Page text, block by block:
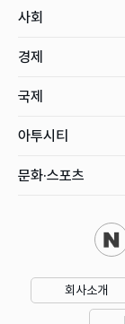
사회
경제
국제
아투시티
문화·스포츠
회사소개